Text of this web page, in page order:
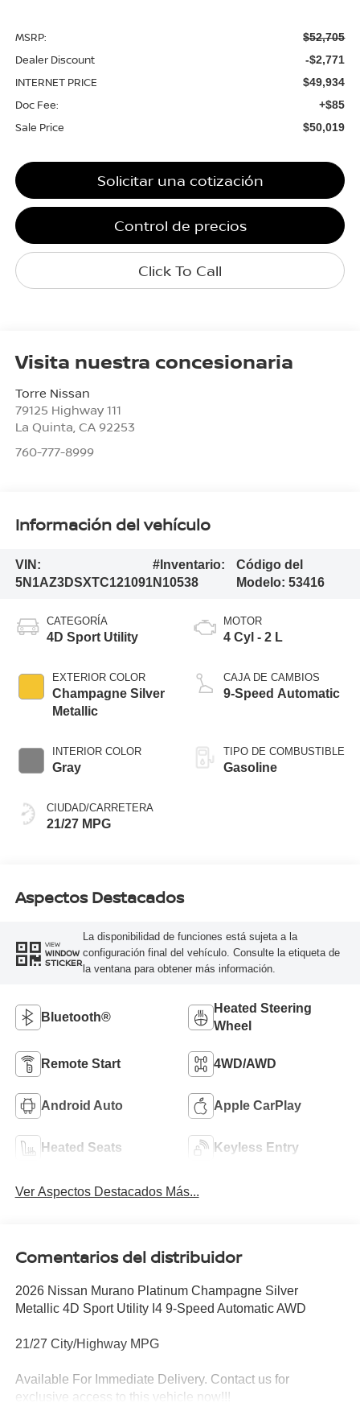
MSRP: $52,705
Dealer Discount -$2,771
INTERNET PRICE $49,934
Doc Fee: +$85
Sale Price $50,019
Solicitar una cotización
Control de precios
Click To Call
Visita nuestra concesionaria
Torre Nissan
79125 Highway 111
La Quinta CA 92253
760-777-8999
Información del vehículo
VIN:
5N1AZ3DSXTC121091
#Inventario:
N10538
Código del
Modelo: 53416
CATEGORÍA
4D Sport Utility
EXTERIOR COLOR
Champagne Silver
Metallic
INTERIOR COLOR
Gray
CIUDAD/CARRETERA
21/27 MPG
MOTOR
4 Cyl - 2 L
CAJA DE CAMBIOS
9-Speed Automatic
TIPO DE COMBUSTIBLE
Gasoline
Aspectos Destacados
VIEW
WINDOW
STICKER
La disponibilidad de funciones está sujeta a la
configuración final del vehículo. Consulte la etiqueta de
la ventana para obtener más información.
Bluetooth®
Heated Steering
Wheel
Remote Start 4WD/AWD
Android Auto Apple CarPlay
Heated Seats Keyless Entry
Ver Aspectos Destacados Más...
Comentarios del distribuidor
2026 Nissan Murano Platinum Champagne Silver
Metallic 4D Sport Utility I4 9-Speed Automatic AWD
21/27 City/Highway MPG
Available For Immediate Delivery. Contact us for
exclusive access to this vehicle now!!!